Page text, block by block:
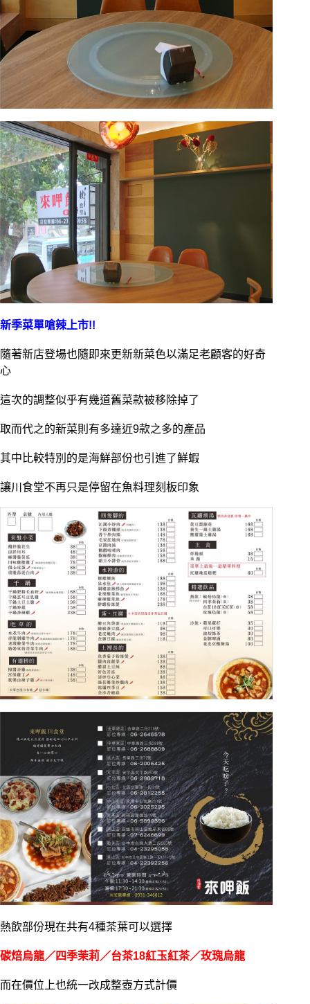
新季菜單嗆辣上市!!
隨著新店登場也隨即來更新新菜色以滿足老顧客的好奇
心
這次的調整似乎有幾道舊菜款被移除掉了
取而代之的新菜則有多達近9款之多的產品
其中比較特別的是海鮮部份也引進了鮮蝦
讓川食堂不再只是停留在魚料理刻板印象
熱飲部份現在共有4種茶葉可以選擇
碳焙烏龍／四季茉莉／台茶18紅玉紅茶／玫瑰烏龍
而在價位上也統一改成整壺方式計價